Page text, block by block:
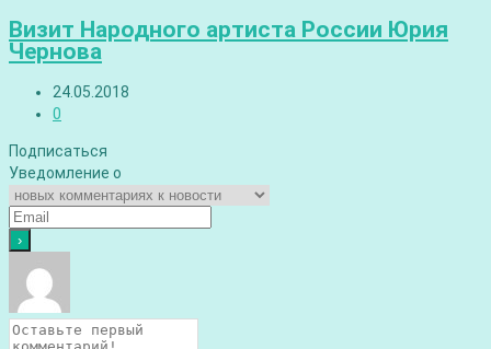
Визит Народного артиста России Юрия
Чернова
24.05.2018
0
Подписаться
Уведомление о